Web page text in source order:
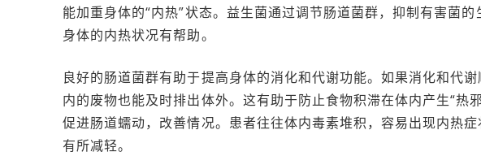
能加重身体的“内热”状态。益生菌通过调节肠道菌群，抑制有害菌
身体的内热状况有帮助。
良好的肠道菌群有助于提高身体的消化和代谢功能。如果消化和代
内的废物也能及时排出体外。这有助于防止食物积滞在体内产生“热
促进肠道蠕动，改善情况。患者往往体内毒素堆积，容易出现内热
有所减轻。